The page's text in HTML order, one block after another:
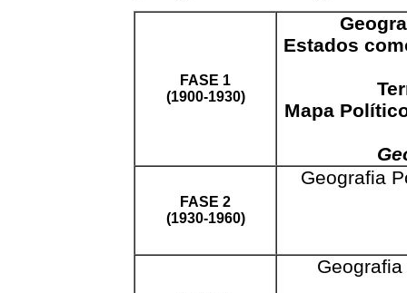
FASE 1
(1900-1930)
Estados
Mapa
FASE 2
(1930-1960)
Geografia